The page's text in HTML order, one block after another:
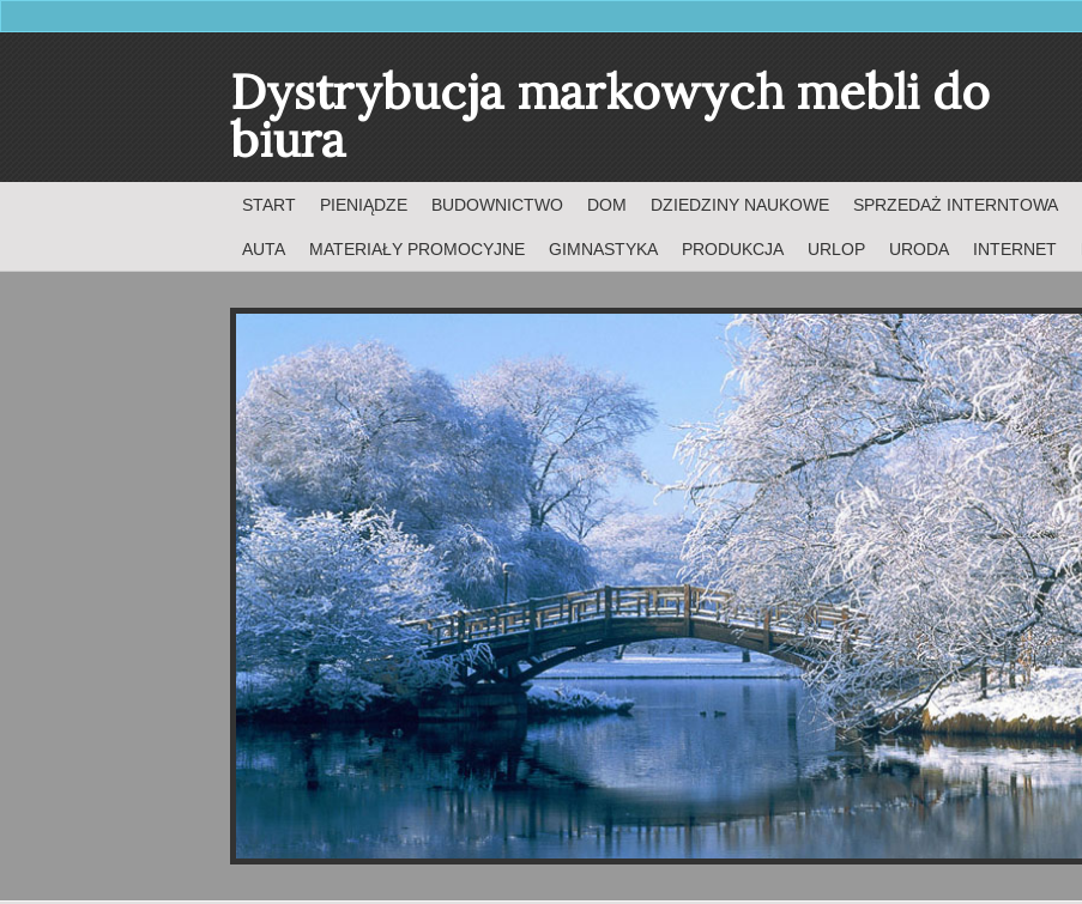
Dystrybucja markowych mebli do
biura
START PIENIĄDZE BUDOWNICTWO DOM DZIEDZINY NAUKOWE SPRZEDAŻ INTERNTOWA
AUTA MATERIAŁY PROMOCYJNE GIMNASTYKA PRODUKCJA URLOP URODA INTERNET